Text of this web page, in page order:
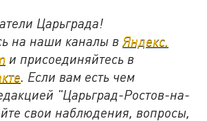
Царьграда!
на наши каналы в Яндекс.
и присоединяйтесь в
. Если вам есть чем
"Царьград-Ростов-на-
свои наблюдения, вопросы,